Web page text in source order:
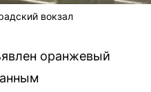
вокзал
оранжевый